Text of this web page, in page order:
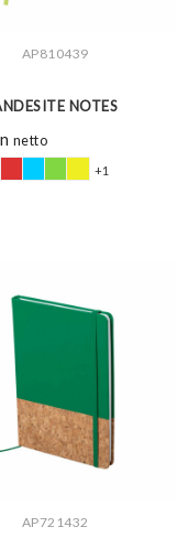
ZOBACZ WIĘCEJ
AP810439
NOTES
netto
+1
ZOBACZ WIĘCEJ
AP721432